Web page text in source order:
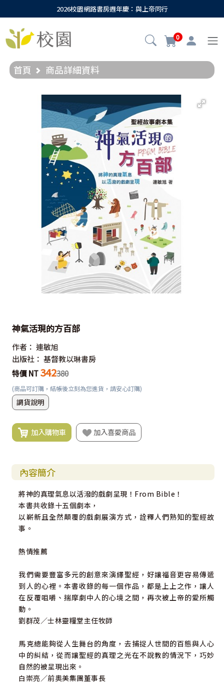
2026校園網路書房週年慶：與上帝同行
0
首頁 商品詳細資料
神氣活現的方百部
作者： 連敏旭
出版社： 基督教以琳書房
特價 NT 342380
(商品可訂購，結帳後立刻為您進貨，請安心訂購)
調貨說明
加入購物車 加入喜愛商品
內容簡介
將神的真理氣息以活潑的戲劇呈現！From Bible！
本書共收錄十五個劇本，
以嶄新且全然顛覆的戲劇展演方式，詮釋人們熟知的聖經故
事。
熱情推薦
我們需要豐富多元的創意來演繹聖經，好讓福音更容易傳遞
到人的心裡。本書收錄的每一個作品，都是上上之作，讓人
在反覆咀嚼、揣摩劇中人的心境之間，再次被上帝的愛所觸
動。
劉群茂／士林靈糧堂主任牧師
馬克總能夠從人生舞台的角度，去捕捉人世間的百態與人心
中的糾結，從而讓聖經的真理之光在不說教的情況下，巧妙
自然的被呈現出來。
白崇亮／前奧美集團董事長